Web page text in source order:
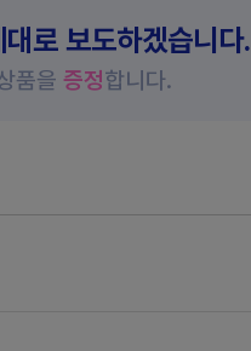
로 보도하겠습니다.
품을 증정합니다.